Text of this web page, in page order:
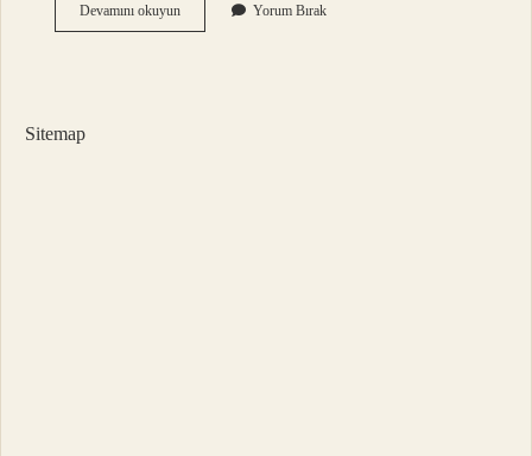
Devamını okuyunFaiz
Artarsa
Yorum Bırak
Sitemap